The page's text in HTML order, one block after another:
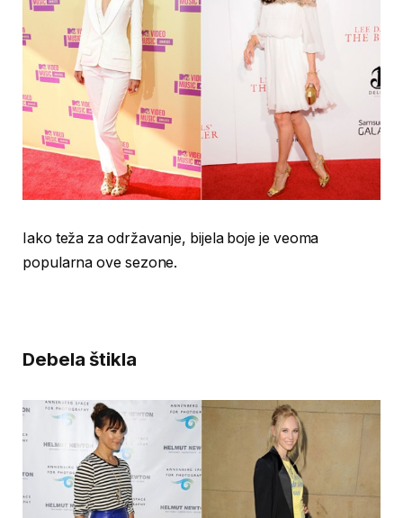
Iako teža za održavanje, bijela boje je veoma
popularna ove sezone.
Debela štikla